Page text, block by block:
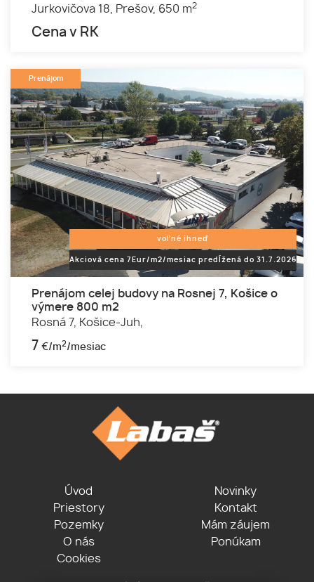
Jurkovičova 18,
Prešov, 650 m2
Cena v RK
Prenájom
voľné ihneď
Akciová cena 7Eur/m2/mesiac predĺžená do 31.7.2026
Prenájom celej budovy na Rosnej 7, Košice o
výmere 800 m2
Rosná 7, Košice-Juh,
7 €/m2/mesiac
Úvod
Priestory
Pozemky
O nás
Cookies
Novinky
Kontakt
Mám záujem
Ponúkam